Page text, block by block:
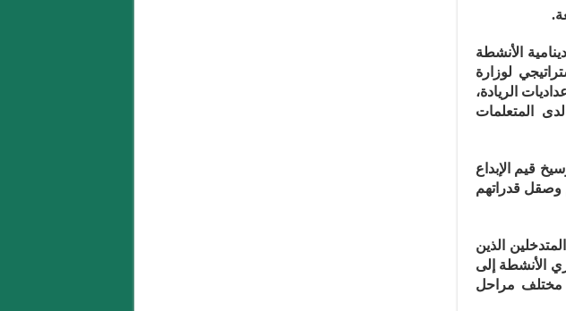
الأنشطة
لوزارة
الريادة،
لدى المتعلمات
قيم الإبداع
وصقل قدراتهم
الذين
الأنشطة إلى
مختلف مراحل